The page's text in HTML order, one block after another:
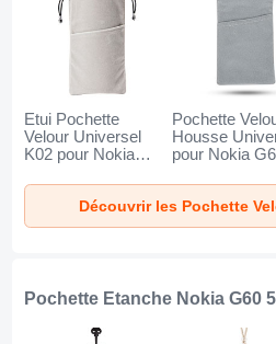
Etui Pochette
Velour Universel
K02 pour Nokia
Pochette
Housse
pour Nokia
Découvrir les Pochette
Pochette Etanche Nokia G60